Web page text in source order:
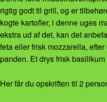
rigtig godt til grill, og er
kogte kartofler, i denne uges
ekstra ud af det, kan det
feta eller frisk mozzarella,
panden. Et drys frisk
Her får du opskriften til 2